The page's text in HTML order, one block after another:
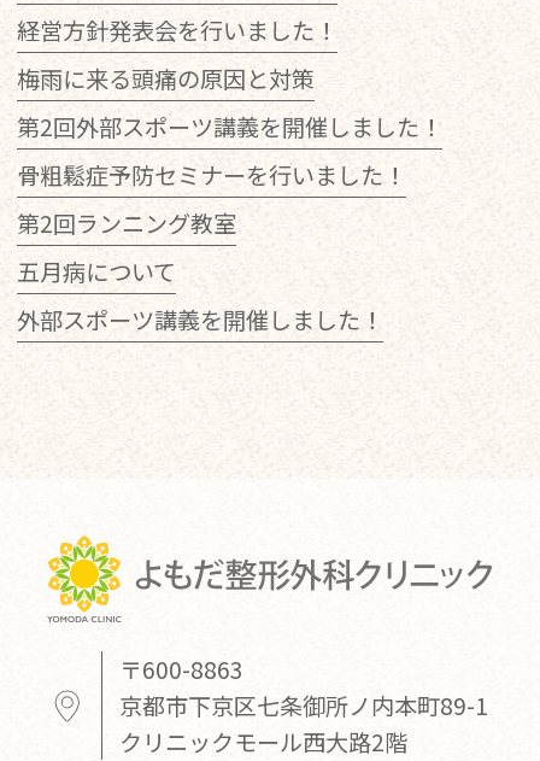
経営方針発表会を行いました！
梅雨に来る頭痛の原因と対策
第2回外部スポーツ講義を開催しました！
骨粗鬆症予防セミナーを行いました！
第2回ランニング教室
五月病について
外部スポーツ講義を開催しました！
〒600-8863
京都市下京区七条御所ノ内本町89-1
クリニックモール西大路2階